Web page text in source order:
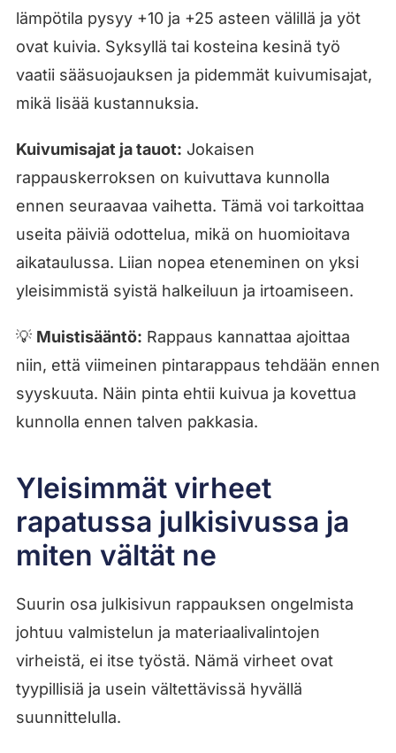
lämpötila pysyy +10 ja +25 asteen välillä ja yöt
ovat kuivia. Syksyllä tai kosteina kesinä työ
vaatii sääsuojauksen ja pidemmät kuivumisajat,
mikä lisää kustannuksia.
Kuivumisajat ja tauot: Jokaisen
rappauskerroksen on kuivuttava kunnolla
ennen seuraavaa vaihetta. Tämä voi tarkoittaa
useita päiviä odottelua, mikä on huomioitava
aikataulussa. Liian nopea eteneminen on yksi
yleisimmistä syistä halkeiluun ja irtoamiseen.
💡 Muistisääntö: Rappaus kannattaa ajoittaa
niin, että viimeinen pintarappaus tehdään ennen
syyskuuta. Näin pinta ehtii kuivua ja kovettua
kunnolla ennen talven pakkasia.
Yleisimmät virheet
rapatussa julkisivussa ja
miten vältät ne
Suurin osa julkisivun rappauksen ongelmista
johtuu valmistelun ja materiaalivalintojen
virheistä, ei itse työstä. Nämä virheet ovat
tyypillisiä ja usein vältettävissä hyvällä
suunnittelulla.